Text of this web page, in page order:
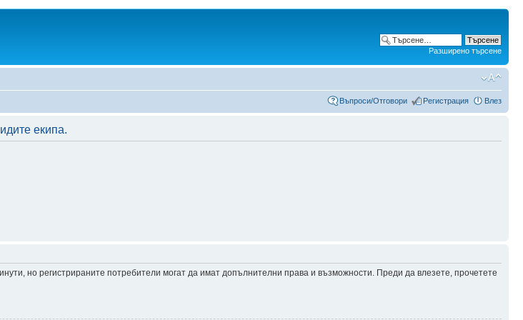
Разширено търсене
Въпроси/Отговори Регистрация Влез
екипа.
но регистрираните потребители могат да имат допълнителни права и възможности. Преди да влезете, прочетете